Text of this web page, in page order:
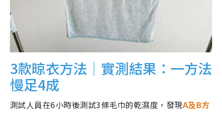
3款晾衣方法｜實測結果：一方法
慢足4成
測試人員在6小時後測試3條毛巾的乾濕度，發現A及B方